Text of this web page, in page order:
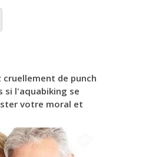
cruellement de punch
si l'aquabiking se
votre moral et